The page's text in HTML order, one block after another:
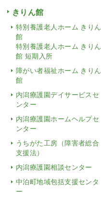
きりん館
特別養護老人ホーム きりん
館
特別養護老人ホーム きりん
館 短期入所
障がい者福祉ホーム きりん
館
内潟療護園デイサービスセ
ンター
内潟療護園ホームヘルプセ
ンター
うちがた工房（障害者総合
支援法）
内潟療護園相談センター
中泊町地域包括支援センタ
ー